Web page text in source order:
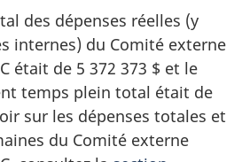
des dépenses réelles (y
internes) du Comité externe
était de 5 372 373 $ et le
temps plein total était de
sur les dépenses totales et
du Comité externe